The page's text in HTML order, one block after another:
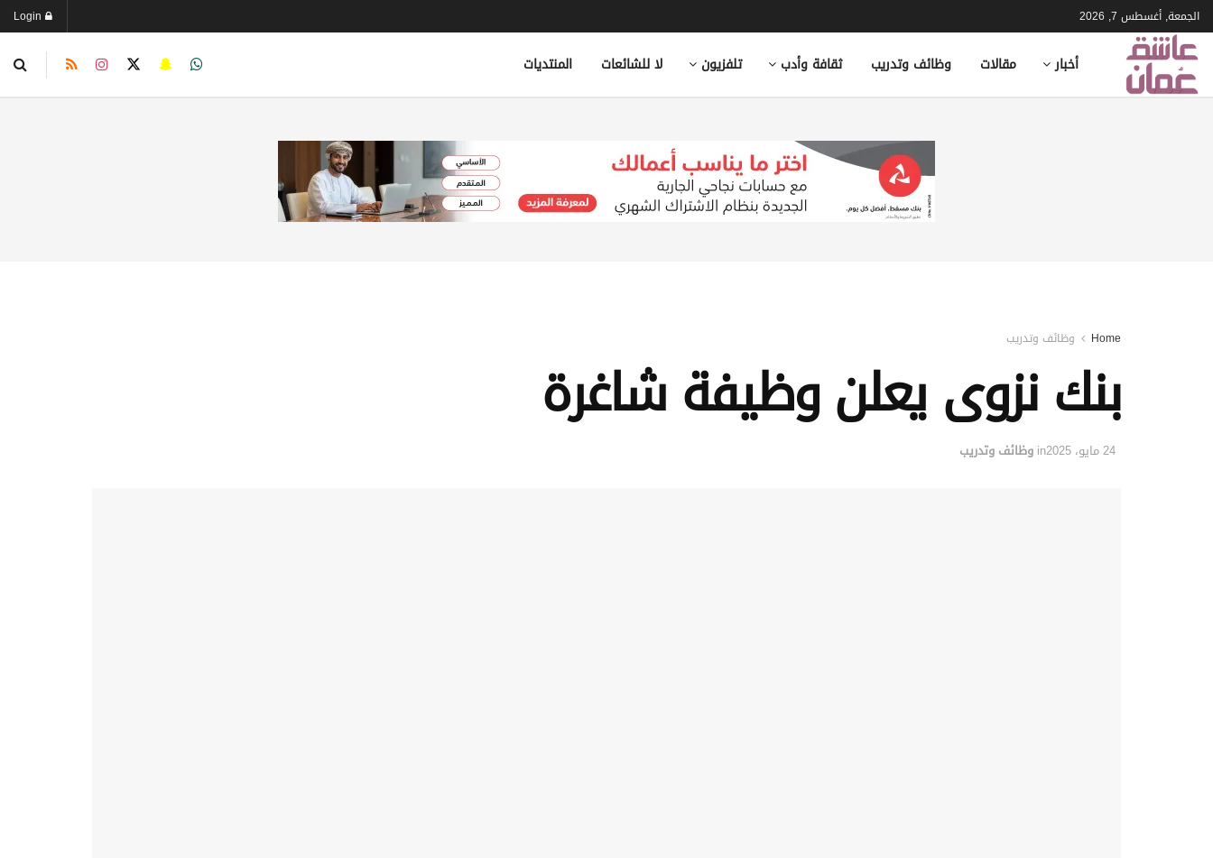
الجمعة, أغسطس 7, 2026
أخبار مقالات وظائف وتدريب ثقافة وأدب تلفزيون لا للشائعات المنتديات
Home وظائف وتدريب
بنك نزوى يعلن وظيفة شاغرة
24 مايو، 2025 in وظائف وتدريب